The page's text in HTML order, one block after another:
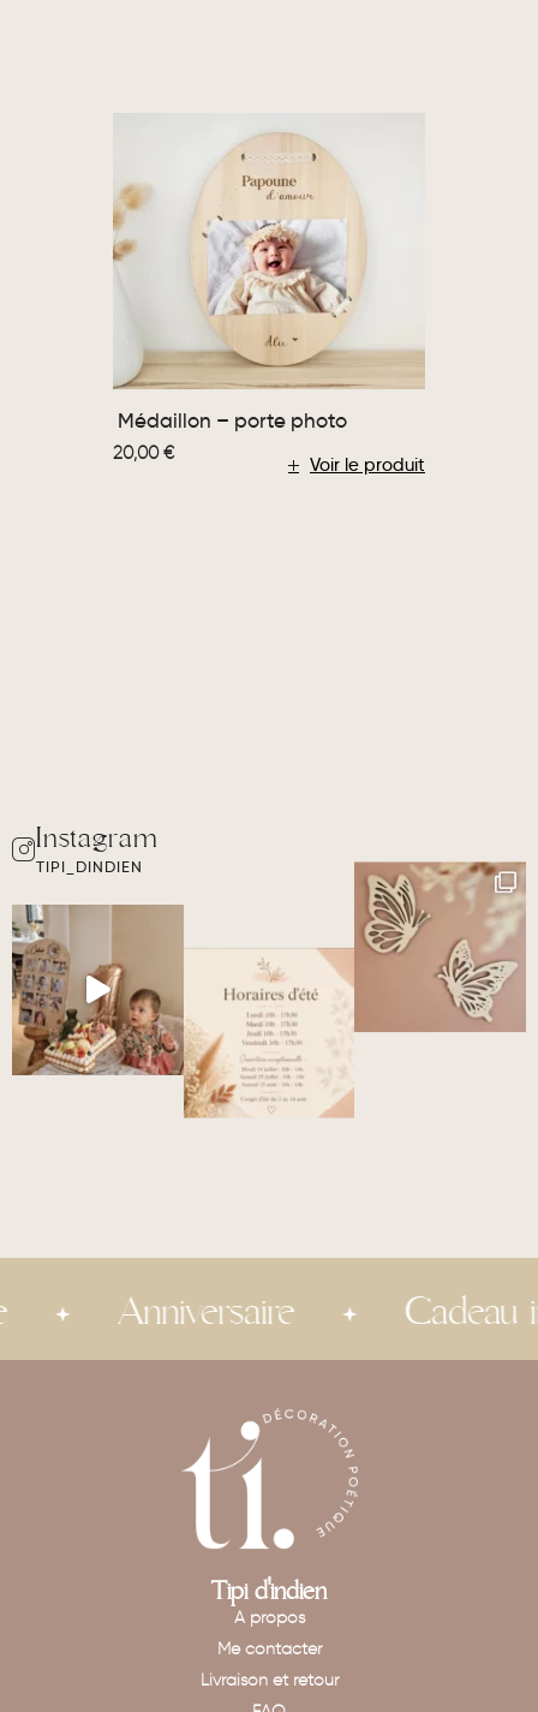
Voir le produit
Médaillon – porte photo
20,00€
TIPI_DINDIEN
Anniversaire Cadeau
Tipi d'indien
A propos
Me contacter
Livraison et retour